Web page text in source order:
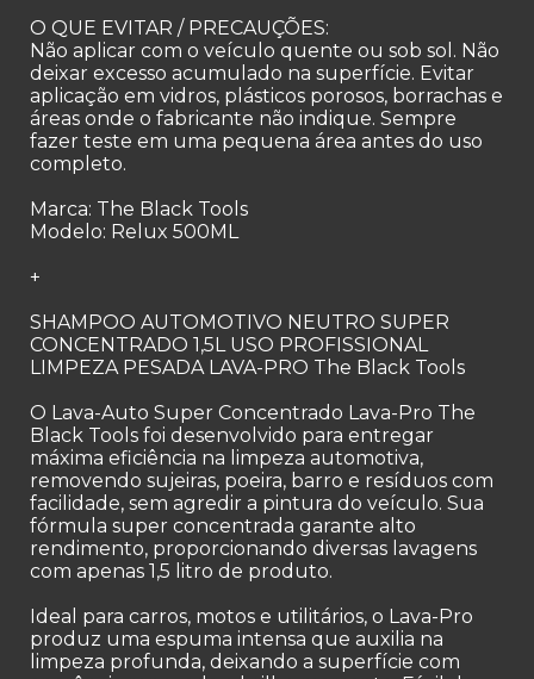
O QUE EVITAR / PRECAUÇÕES:
Não aplicar com o veículo quente ou sob sol. Não
deixar excesso acumulado na superfície. Evitar
aplicação em vidros, plásticos porosos, borrachas e
áreas onde o fabricante não indique. Sempre
fazer teste em uma pequena área antes do uso
completo.
Marca: The Black Tools
Modelo: Relux 500ML
+
SHAMPOO AUTOMOTIVO NEUTRO SUPER
CONCENTRADO 1,5L USO PROFISSIONAL
LIMPEZA PESADA LAVA-PRO The Black Tools
O Lava-Auto Super Concentrado Lava-Pro The
Black Tools foi desenvolvido para entregar
máxima eficiência na limpeza automotiva,
removendo sujeiras, poeira, barro e resíduos com
facilidade, sem agredir a pintura do veículo. Sua
fórmula super concentrada garante alto
rendimento, proporcionando diversas lavagens
com apenas 1,5 litro de produto.
Ideal para carros, motos e utilitários, o Lava-Pro
produz uma espuma intensa que auxilia na
limpeza profunda, deixando a superfície com